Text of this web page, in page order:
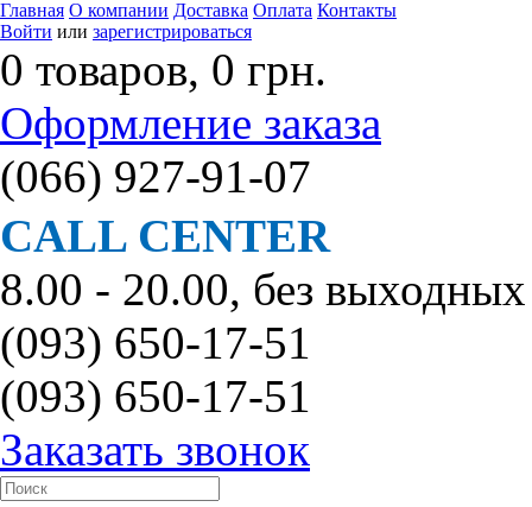
Главная О компании Доставка Оплата Контакты
Войти или зарегистрироваться
0 товаров, 0 грн.
Оформление заказа
(066) 927-91-07
CALL CENTER
8.00 - 20.00, без выходных
(093) 650-17-51
(093) 650-17-51
Заказать звонок